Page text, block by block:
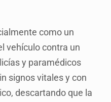
como un
vehículo contra un
y paramédicos
signos vitales y con
descartando que la